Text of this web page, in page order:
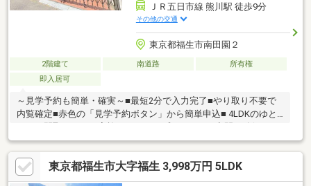
ＪＲ五日市線 熊川駅 徒歩9分
その他の交通
東京都福生市南田園２
2階建て 南道路
所有権
即入居可
～見学予約も簡単・確実～■最短2分で入力完了■やり取り不要で
内覧確定■赤色の「見学予約ボタン」から簡単申込■ 4LDKのゆと
ます。■ 全室南向きにつき陽当たり良好。明るく開放感のある住
空間が魅力です。■ 駅徒歩9分の好立地で、通勤・通学はもちろ
ん、日々のお買い物にも便利な住環境です。■ 室内は大変綺麗に
お使いのため、そのままでも快適にお住まいいただけます。■ 現
東京都福生市大字福生 3,998万円 5LDK